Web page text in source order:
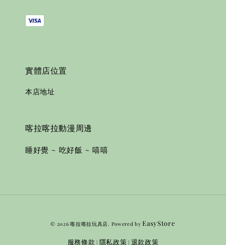
實體店位置
本店地址
喀拉喀拉動漫周邊
睡好覺 ~ 吃好飯 ~ 嘻嘻
© 2026 喀拉喀拉玩具店. Powered by EasyStore
服務條款 | 隱私政策 | 退款政策